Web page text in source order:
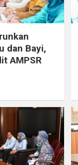
dan Bayi,
AMPSR